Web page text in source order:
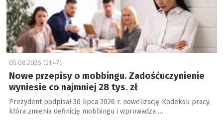
05.08.2026 (21:47)
Nowe przepisy o mobbingu. Zadośćuczynienie
wyniesie co najmniej 28 tys. zł
Prezydent podpisał 30 lipca 2026 r. nowelizację Kodeksu pracy,
która zmienia definicję mobbingu i wprowadza …